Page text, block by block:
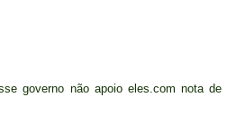
governo não apoio eles.com nota de